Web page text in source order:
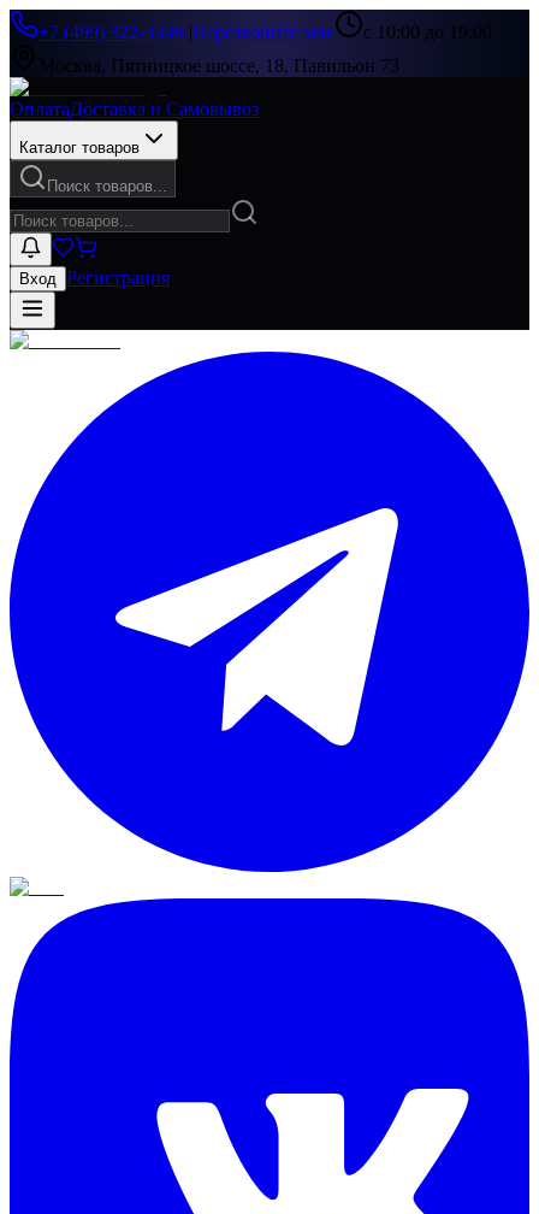
+7 (499) 322-33-86|Перезвоните мне
с 10:00 до 19:00
Москва, Пятницкое шоссе, 18, Павильон 73
ОплатаДоставка и Самовывоз
Каталог товаров
Поиск товаров...
Вход Регистрация